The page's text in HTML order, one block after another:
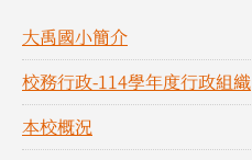
大禹國小簡介
校務行政-114學年度行政組織
本校概況